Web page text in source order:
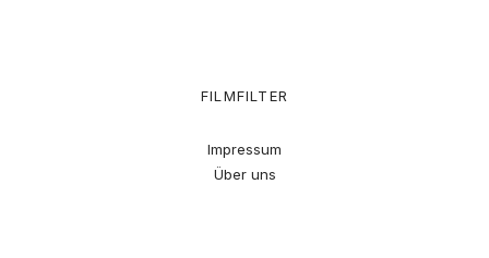
FILMFILTER
Impressum
Über uns